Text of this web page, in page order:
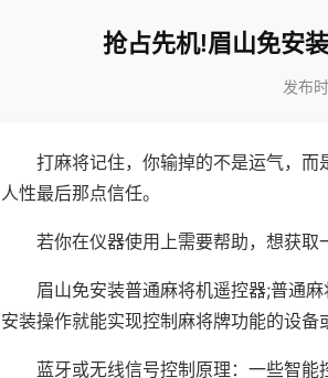
抢占先机!眉山免安
发布
打麻将记住，你输掉的不是运气，
人性最后那点信任。
若你在仪器使用上需要帮助，想获取
眉山免安装普通麻将机遥控器;普通
安装操作就能实现控制麻将牌功能的设备
蓝牙或无线信号控制原理：一些智